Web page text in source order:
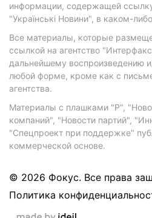
информации, содержащей
"Українські Новини", в каком-
Все материалы, которые
ссылкой на агентство
дальнейшему воспроизведению
любой форме, кроме как с
агентства.
Материалы с плашками "Р",
компаний", "Новости партий",
"Спецпроект при поддержке"
коммерческой основе.
© 2026 Фокус. Все права
Политика